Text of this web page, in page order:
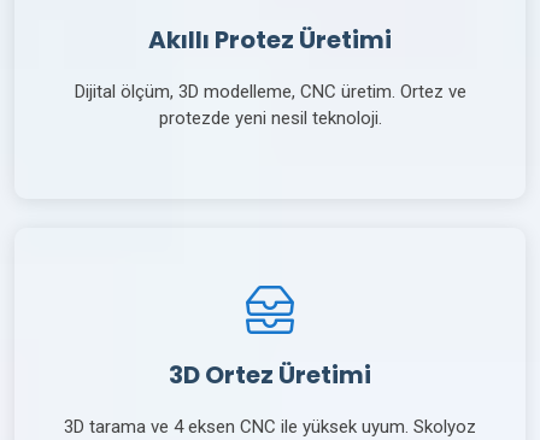
Akıllı Protez Üretimi
Dijital ölçüm, 3D modelleme, CNC üretim. Ortez ve
protezde yeni nesil teknoloji.
3D Ortez Üretimi
3D tarama ve 4 eksen CNC ile yüksek uyum. Skolyoz